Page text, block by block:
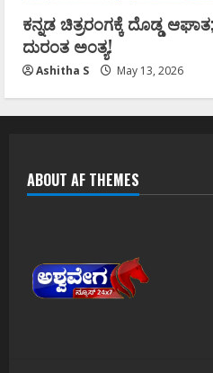
ಕನ್ನಡ ಚಿತ್ರರಂಗಕ್ಕೆ ದೊಡ್ಡ
ದುರಂತ ಅಂತ್ಯ!
Ashitha S May 13, 2026
ABOUT AF THEMES